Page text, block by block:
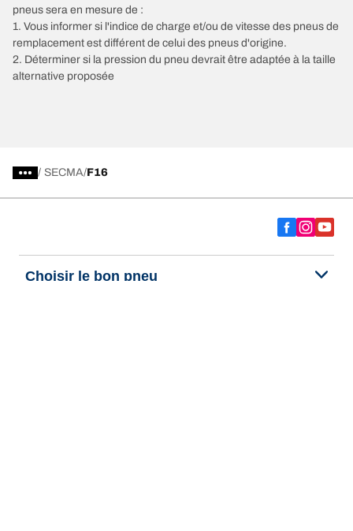
pneus sera en mesure de :
1. Vous informer si l'indice de charge et/ou de vitesse des pneus de
remplacement est différent de celui des pneus d'origine.
2. Déterminer si la pression du pneu devrait être adaptée à la taille
alternative proposée
/ SECMA F16
Choisir le bon pneu